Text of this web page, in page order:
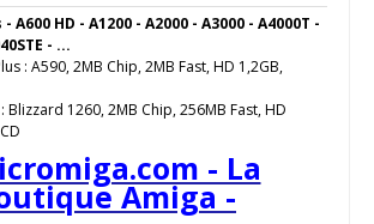
A600 HD - A1200 - A2000 - A3000 - A4000T -
- ...
: A590, 2MB Chip, 2MB Fast, HD 1,2GB,
Blizzard 1260, 2MB Chip, 256MB Fast, HD
- La
Amiga -